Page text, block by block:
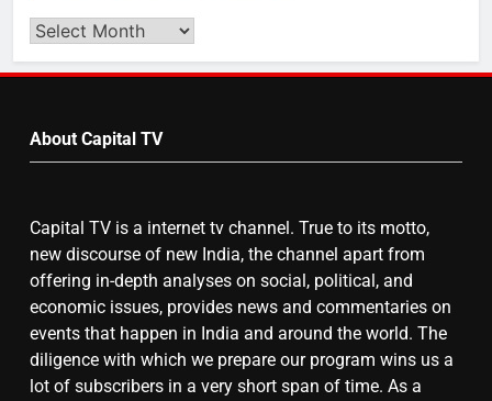
बढ़ा पंचायतों का बजट
8
चुनाव से पहले लालू परिवार पर बड़ा झटका,
दिल्ली कोर्ट ने IRCTC घोटाले में आरोप
तय किए
Search
by
About Capital TV
Capital TV is a internet tv channel. True to its motto,
new discourse of new India, the channel apart from
offering in-depth analyses on social, political, and
economic issues, provides news and commentaries on
events that happen in India and around the world. The
diligence with which we prepare our program wins us a
lot of subscribers in a very short span of time. As a